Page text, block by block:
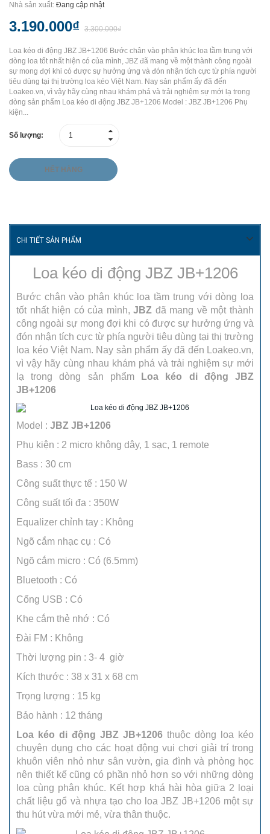
Nhà sản xuất: Đang cập nhật
3.190.000₫ 3.300.000₫
Loa kéo di động JBZ JB+1206 Bước chân vào phân khúc loa tầm trung với
dòng loa tốt nhất hiện có của mình, JBZ đã mang về một thành công ngoài
sự mong đợi khi có được sự hưởng ứng và đón nhận tích cực từ phía người
tiêu dùng tại thị trường loa kéo Việt Nam. Nay sản phẩm ấy đã đến
Loakeo.vn, vì vậy hãy cùng nhau khám phá và trải nghiệm sự mới lạ trong
dòng sản phẩm Loa kéo di động JBZ JB+1206 Model : JBZ JB+1206 Phụ
kiện...
Số lượng:
HẾT HÀNG
CHI TIẾT SẢN PHẨM
Loa kéo di động JBZ JB+1206
Bước chân vào phân khúc loa tầm trung với dòng loa
tốt nhất hiện có của mình,JBZ đã mang về một thành
công ngoài sự mong đợi khi có được sự hưởng ứng và
đón nhận tích cực từ phía người tiêu dùng tại thị trường
loa kéo Việt Nam. Nay sản phẩm ấy đã đến Loakeo.vn,
vì vậy hãy cùng nhau khám phá và trải nghiệm sự mới
lạ trong dòng sản phẩm
Loa kéo di động JBZ
JB+1206
Model : JBZ JB+1206
Phụ kiện : 2 micro không dây, 1 sạc, 1 remote
Bass : 30 cm
Công suất thực tế : 150 W
Công suất tối đa : 350W
Equalizer chỉnh tay : Không
Ngõ cắm nhạc cụ : Có
Ngõ cắm micro : Có (6.5mm)
Bluetooth : Có
Cổng USB : Có
Khe cắm thẻ nhớ : Có
Đài FM : Không
Thời lượng pin : 3- 4 giờ
Kích thước : 38 x 31 x 68 cm
Trọng lượng : 15 kg
Bảo hành : 12 tháng
Loa kéo di động JBZ JB+1206 thuộc dòng loa kéo
chuyên dụng cho các hoạt động vui chơi giải trí trong
khuôn viên nhỏ như sân vườn, gia đình và phòng học
nên thiết kế cũng có phần nhỏ hơn so với những dòng
loa cùng phân khúc. Kết hợp khá hài hòa giữa 2 loại
chất liệu gổ và nhựa tạo cho loa JBZ JB+1206 một sự
thu hút vừa mới mẻ, vừa thân thuộc.